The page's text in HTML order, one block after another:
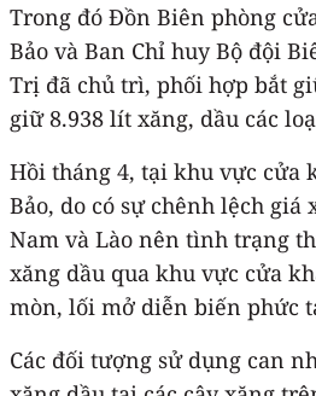
Trong đó Đồn Biên phòng
Bảo và Ban Chỉ huy Bộ đội
Trị đã chủ trì, phối hợp bắt
giữ 8.938 lít xăng, dầu các
Hồi tháng 4, tại khu vực cửa
Bảo, do có sự chênh lệch giá
Nam và Lào nên tình trạng
xăng dầu qua khu vực cửa
mòn, lối mở diễn biến phức
Các đối tượng sử dụng can